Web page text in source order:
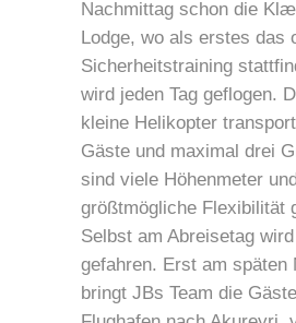
Nachmittag schon die
Lodge, wo als erstes das
Sicherheitstraining
wird jeden Tag geflogen.
kleine Helikopter
Gäste und maximal drei
sind viele Höhenmeter
größtmögliche Flexibilität
Selbst am Abreisetag
gefahren. Erst am späten
bringt JBs Team die